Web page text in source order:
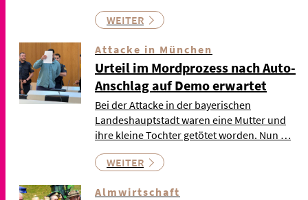
WEITER
Attacke in München
Urteil im Mordprozess nach Auto-
Anschlag auf Demo erwartet
Bei der Attacke in der bayerischen
Landeshauptstadt waren eine Mutter und
ihre kleine Tochter getötet worden. Nun …
WEITER
Almwirtschaft